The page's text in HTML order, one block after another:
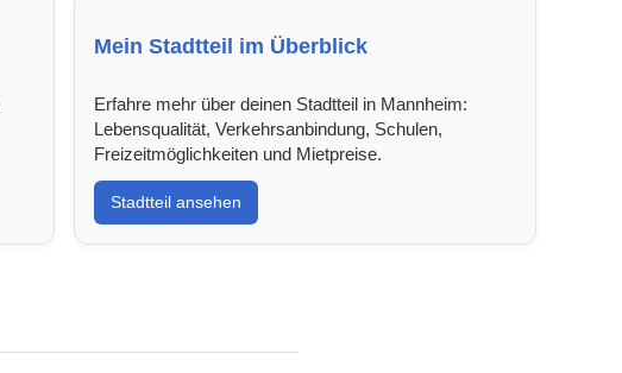
Mein Stadtteil im Überblick
Erfahre mehr über deinen Stadtteil in Mannheim:
Lebensqualität, Verkehrsanbindung, Schulen,
Freizeitmöglichkeiten und Mietpreise.
Stadtteil ansehen